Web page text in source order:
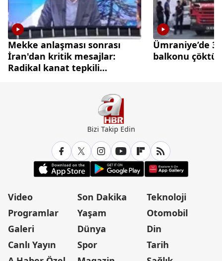
Mekke anlaşması sonrası
İran'dan kritik mesajlar:
Radikal kanat tepkili
Ümraniye’de 3
balkonu çöktü
Bizi Takip Edin
Video
Programlar
Galeri
Canlı Yayın
Son Dakika
Yaşam
Dünya
Spor
Teknoloji
Otomobil
Din
Tarih